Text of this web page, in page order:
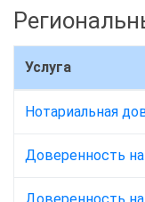
Услуга
Нотариальная
Доверенность